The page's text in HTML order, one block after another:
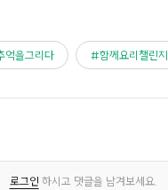
억을그리다 함께요리챌린지
로그인 하시고 댓글을 남겨보세요.